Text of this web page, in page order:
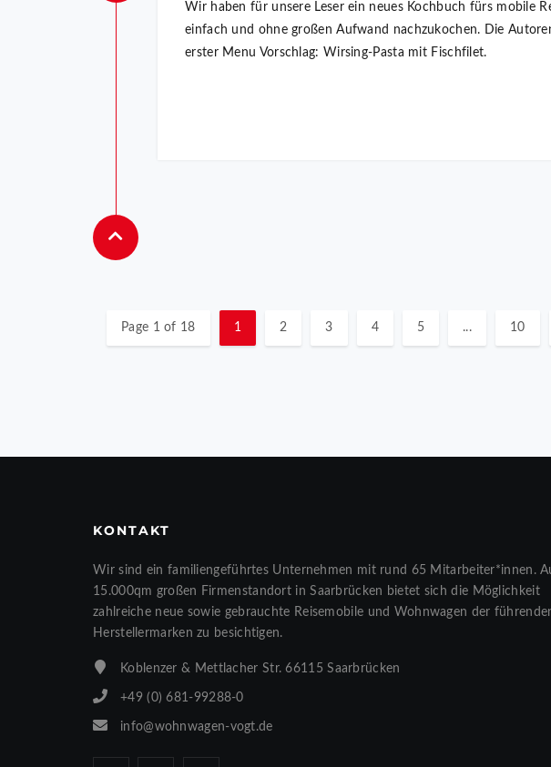
Wir haben für unsere Leser ein neues Kochbuch fürs mobile
einfach und ohne großen Aufwand nachzukochen. Die
erster Menu Vorschlag: Wirsing-Pasta mit Fischfilet.
Page 1 of 18 1 2 3 4 5 ... 10
KONTAKT
Wir sind ein familiengeführtes Unternehmen mit rund 65 Mitarbeiter*innen.
15.000qm großen Firmenstandort in Saarbrücken bietet sich die Möglichkeit
zahlreiche neue sowie gebrauchte Reisemobile und Wohnwagen der
Herstellermarken zu besichtigen.
Koblenzer & Mettlacher Str. 66115 Saarbrücken
+49 (0) 681-99288-0
info@wohnwagen-vogt.de